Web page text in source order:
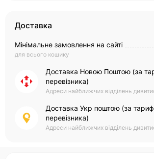
Доставка
Мінімальне замовлення на сайті
для всього кошику
Доставка Новою Поштою (за
перевізника)
Адреси найближчих відділень
Доставка Укр поштою (за
перевізника)
Адреси найближчих відділень